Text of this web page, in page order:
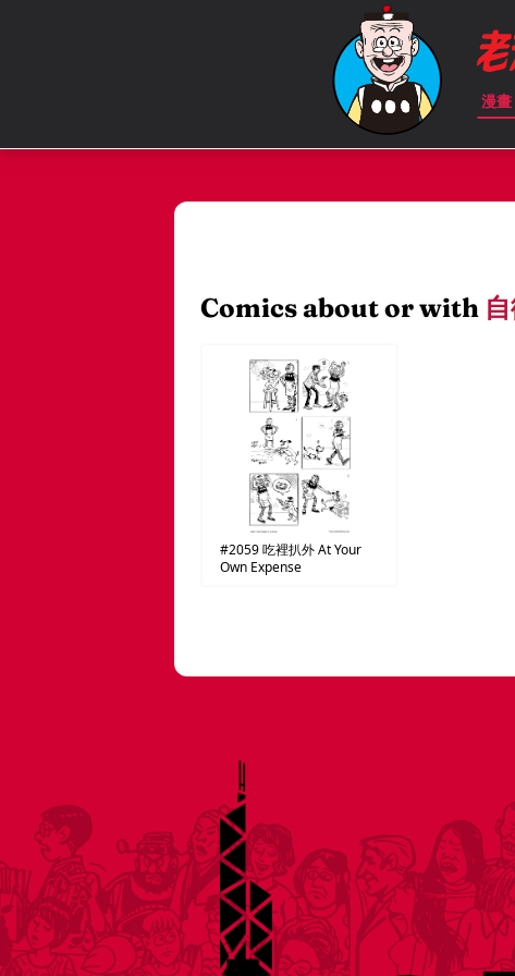
漫
Comics about or with
#2059吃裡扒外At Your
Own Expense